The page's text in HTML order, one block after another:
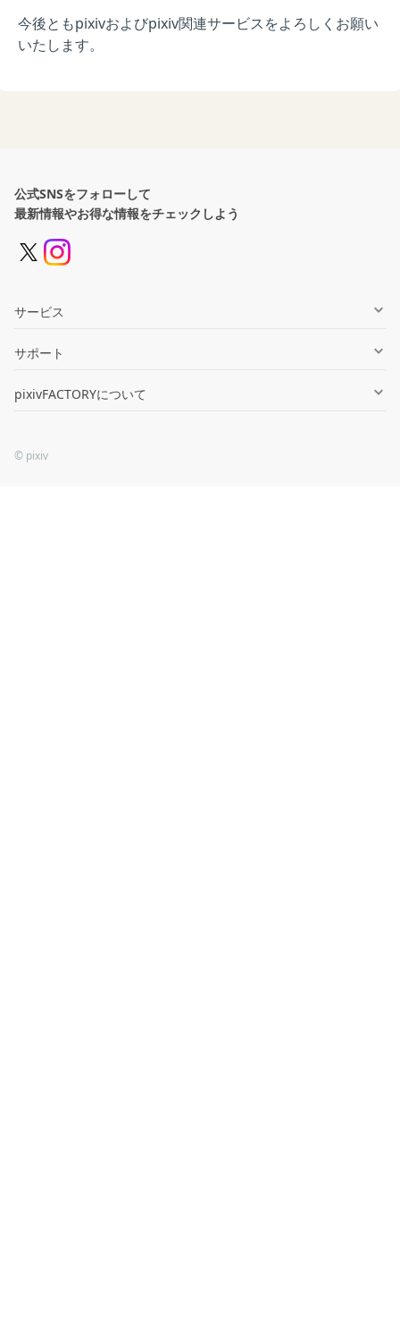
今後ともpixivおよびpixiv関連サービスをよろしくお願い
いたします。
公式SNSをフォローして
最新情報やお得な情報をチェックしよう
サービス
グッズ制作
法人向け
サポート
ヘルプセンター
お問い合わせ
pixivFACTORYについて
利用規約
© pixiv